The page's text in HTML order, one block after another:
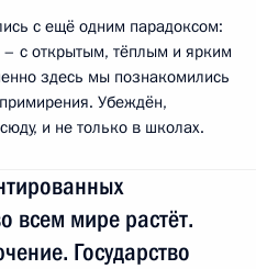
с ещё одним парадоксом:
с открытым, тёплым и ярким
здесь мы познакомились
Убеждён,
и не только в школах.
всем мире растёт.
Государство